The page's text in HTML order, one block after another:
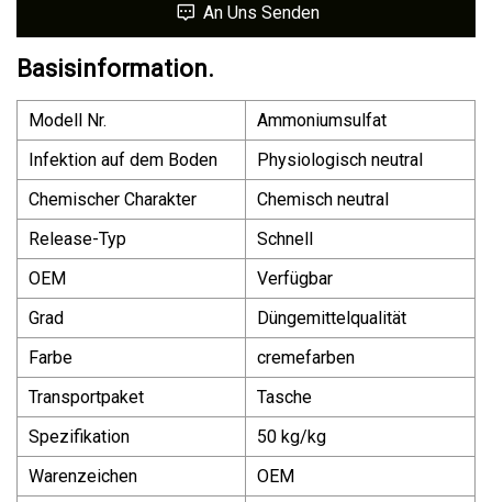
An Uns Senden
Basisinformation.
Modell Nr.
Ammoniumsulfat
Infektion auf dem Boden
Physiologisch neutral
Chemischer Charakter
Chemisch neutral
Release-Typ
Schnell
OEM
Verfügbar
Grad
Düngemittelqualität
Farbe
cremefarben
Transportpaket
Tasche
Spezifikation
50 kg/kg
Warenzeichen
OEM